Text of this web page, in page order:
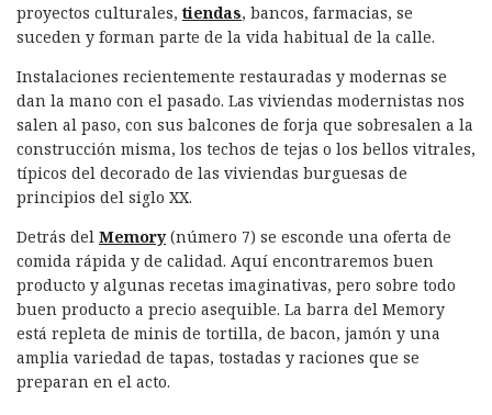
proyectos culturales, tiendas, bancos, farmacias, se
suceden y forman parte de la vida habitual de la calle.
Instalaciones recientemente restauradas y modernas se
dan la mano con el pasado. Las viviendas modernistas nos
salen al paso, con sus balcones de forja que sobresalen a la
construcción misma, los techos de tejas o los bellos vitrales,
típicos del decorado de las viviendas burguesas de
principios del siglo XX.
Detrás del Memory (número 7) se esconde una oferta de
comida rápida y de calidad. Aquí encontraremos buen
producto y algunas recetas imaginativas, pero sobre todo
buen producto a precio asequible. La barra del Memory
está repleta de minis de tortilla, de bacon, jamón y una
amplia variedad de tapas, tostadas y raciones que se
preparan en el acto.